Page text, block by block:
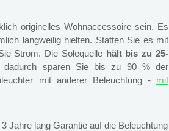
originelles Wohnaccessoire sein. Es
langweilig hielten. Statten Sie es mit
Strom. Die Solequelle hält bis zu 25-
dadurch sparen Sie bis zu 90 % der
mit anderer Beleuchtung - mit
Jahre lang Garantie auf die Beleuchtung